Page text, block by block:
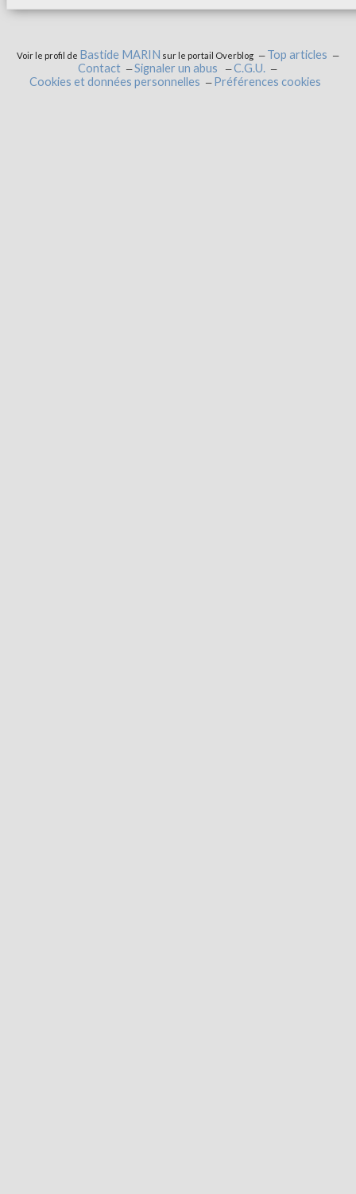
Voir le profil de Bastide MARIN sur le portail Overblog
Top articles
Contact
Signaler un abus
C.G.U.
Cookies et données personnelles
Préférences cookies